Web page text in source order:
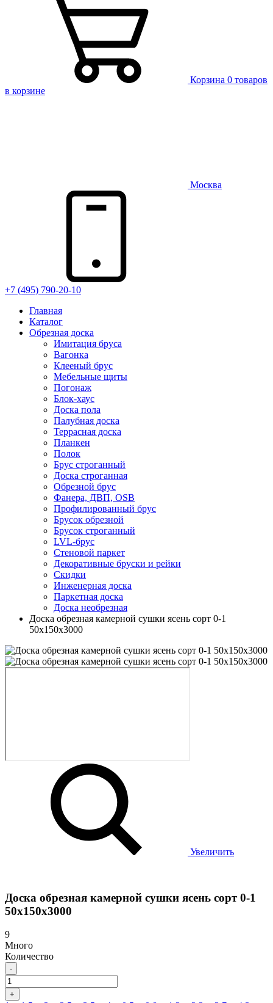
Корзина 0 товаров
в корзине
Москва
+7 (495) 790-20-10
Главная
Каталог
Обрезная доска
Имитация бруса
Вагонка
Клееный брус
Мебельные щиты
Погонаж
Блок-хаус
Доска пола
Палубная доска
Террасная доска
Планкен
Полок
Брус строганный
Доска строганная
Обрезной брус
Фанера, ДВП, OSB
Профилированный брус
Брусок обрезной
Брусок строганный
LVL-брус
Стеновой паркет
Декоративные бруски и рейки
Скидки
Инженерная доска
Паркетная доска
Доска необрезная
Доска обрезная камерной сушки ясень сорт 0-1
50х150х3000
Увеличить
Доска обрезная камерной сушки ясень сорт 0-1
50х150х3000
9
Много
Количество
-
+